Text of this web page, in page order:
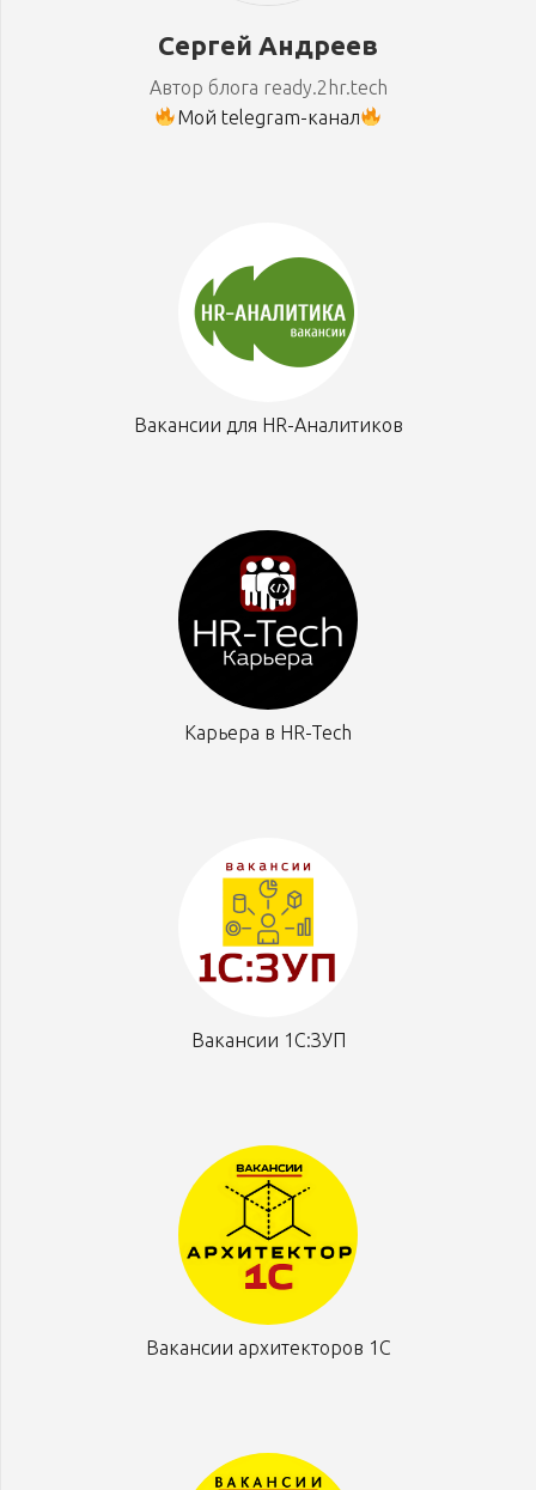
Сергей Андреев
Автор блога ready.2hr.tech
Мой telegram-канал
Вакансии для HR-Аналитиков
Карьера в HR-Tech
Вакансии 1С:ЗУП
Вакансии архитекторов 1С